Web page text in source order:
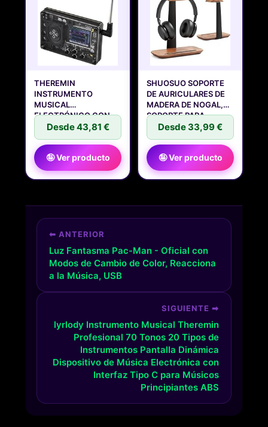
THEREMIN
INSTRUMENTO
MUSICAL
ELECTRÓNICO CON
PANTALLA, CONTROL
Desde 43,81 €
🤪 Ver producto
SHUOSUO SOPORTE
DE AURICULARES DE
MADERA DE NOGAL,
SOPORTE PARA
Desde 33,99 €
🤪 Ver producto
⬅ ANTERIOR
Luz Fantasma Pac-Man - Oficial con
Modos de Cambio de Color, Reacciona
a la Música, USB
SIGUIENTE ➡
lyrlody Instrumento Musical Theremin
Profesional 70 Tonos 20 Tipos de
Instrumentos Pantalla Dinámica
Dispositivo de Música Electrónica con
Interfaz Tipo C para Músicos
Principiantes ABS